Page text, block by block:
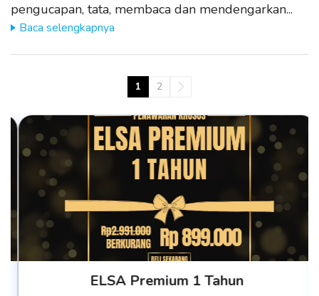
pengucapan, tata, membaca dan mendengarkan...
Baca selengkapnya
1 2
ELSA Premium 1 Tahun